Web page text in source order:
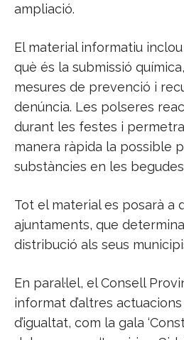
ampliació.
El material informatiu
què és la submissió
mesures de prevenció i
denúncia. Les polseres
durant les festes i
manera ràpida la possible
substàncies en les
Tot el material es posarà a
ajuntaments, que
distribució als seus
En paral·lel, el Consell
informat d’altres
d’igualtat, com la gala